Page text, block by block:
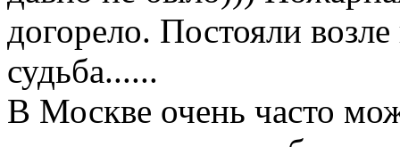
догорело. Постояли
судьба......
В Москве очень часто